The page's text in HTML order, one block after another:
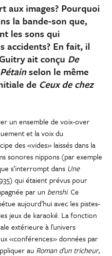
images? Pourquoi
la bande-son que,
les sons qui
accidents? En fait, il
ait conçu De
selon le même
de Ceux de chez
un ensemble de voix-over
et la voix du
des «vides» laissés dans la
sonores nippons (par exemple
s’interrompt dans Une
qui étaient prévus pour
par un benshi. Ce
aujourd’hui avec les pistes-
jeux de karaoké. La fonction
extérieure à l’univers
«conférences» données par
au Roman d’un tricheur,